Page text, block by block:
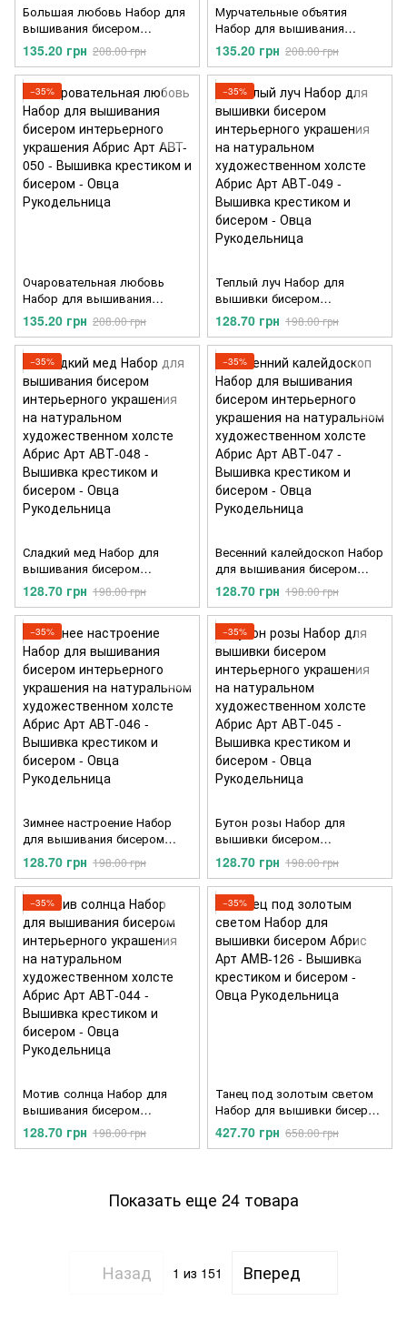
Большая любовь Набор для
вышивания бисером
интерьерного украшения
Абрис Арт ABT-052
135.20 грн 208.00 грн
Мурчательные объятия
Набор для вышивания
бисером интерьерного
украшения Абрис Арт ABT-
051
135.20 грн 208.00 грн
−35%
Очаровательная любовь
Набор для вышивания
бисером интерьерного
украшения Абрис Арт ABT-
050
135.20 грн 208.00 грн
−35%
Теплый луч Набор для
вышивки бисером
интерьерного украшения на
натуральном
художественном холсте
Абрис Арт АВТ-049
128.70 грн 198.00 грн
−35%
Сладкий мед Набор для
вышивания бисером
интерьерного украшения на
натуральном
художественном холсте
Абрис Арт АВТ-048
128.70 грн 198.00 грн
−35%
Весенний калейдоскоп Набор
для вышивания бисером
интерьерного украшения на
натуральном
художественном холсте
Абрис Арт АВТ-047
128.70 грн 198.00 грн
−35%
Зимнее настроение Набор
для вышивания бисером
интерьерного украшения на
натуральном
художественном холсте
Абрис Арт АВТ-046
128.70 грн 198.00 грн
−35%
Бутон розы Набор для
вышивки бисером
интерьерного украшения на
натуральном
художественном холсте
Абрис Арт АВТ-045
128.70 грн 198.00 грн
−35%
Мотив солнца Набор для
вышивания бисером
интерьерного украшения на
натуральном
128.70 грн 198.00 грн
−35%
Танец под золотым светом
Набор для вышивки бисером
Абрис Арт AMB-126
427.70 грн 658.00 грн
Показать еще 24 товара
Назад 1 из 151 Вперед